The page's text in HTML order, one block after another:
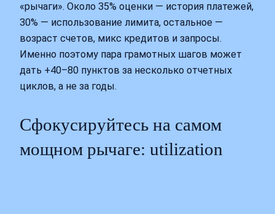
«рычаги». Около 35% оценки — история платежей,
30% — использование лимита, остальное —
возраст счетов, микс кредитов и запросы.
Именно поэтому пара грамотных шагов может
дать +40–80 пунктов за несколько отчетных
циклов, а не за годы.
Сфокусируйтесь на самом
мощном рычаге: utilization